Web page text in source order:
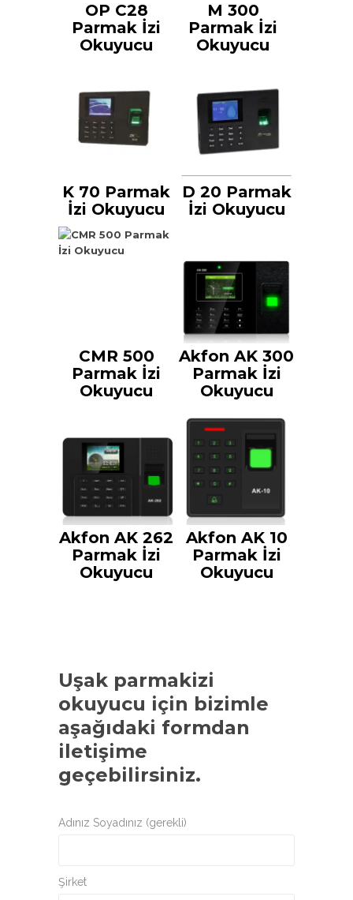
OP C28
Parmak İzi
Okuyucu
M 300
Parmak İzi
Okuyucu
K 70 Parmak
İzi Okuyucu
D 20 Parmak
İzi Okuyucu
CMR 500
Parmak İzi
Okuyucu
Akfon AK 300
Parmak İzi
Okuyucu
Akfon AK 262
Parmak İzi
Okuyucu
Akfon AK 10
Parmak İzi
Okuyucu
Uşak parmakizi
okuyucu için bizimle
aşağıdaki formdan
iletişime
geçebilirsiniz.
Adınız Soyadınız (gerekli)
Şirket